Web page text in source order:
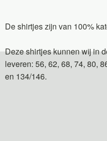
De shirtjes zijn van 100%
Deze shirtjes kunnen wij in
leveren: 56, 62, 68, 74, 80,
en 134/146.